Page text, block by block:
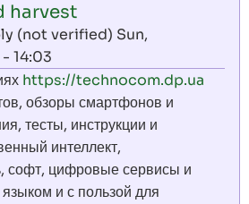
harvest
(not verified) Sun,
14:03
https://technocom.dp.ua
обзоры смартфонов и
тесты, инструкции и
интеллект,
софт, цифровые сервисы и
и с пользой для